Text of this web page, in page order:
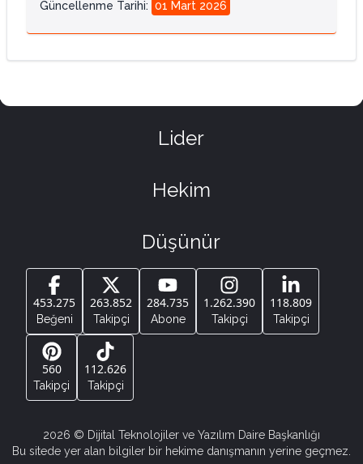
Güncellenme Tarihi: 01 Mart 2026
Lider
Hekim
Düşünür
453.275
Beğeni
263.852
Takipçi
284.735
Abone
1.262.390
Takipçi
118.809
Takipçi
560
Takipçi
112.626
Takipçi
2026 © Dijital Teknolojiler ve Yazılım Daire Başkanlığı
Bu sitede yer alan bilgiler bir hekime danışmanın yerine geçmez.